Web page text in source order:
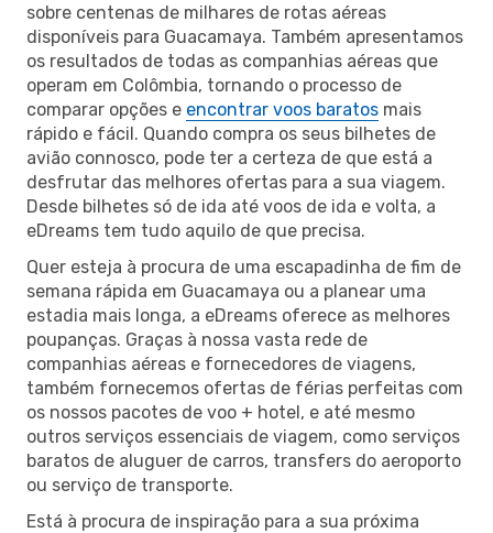
sobre centenas de milhares de rotas aéreas
disponíveis para Guacamaya. Também apresentamos
os resultados de todas as companhias aéreas que
operam em Colômbia, tornando o processo de
comparar opções e encontrar voos baratos mais
rápido e fácil. Quando compra os seus bilhetes de
avião connosco, pode ter a certeza de que está a
desfrutar das melhores ofertas para a sua viagem.
Desde bilhetes só de ida até voos de ida e volta, a
eDreams tem tudo aquilo de que precisa.
Quer esteja à procura de uma escapadinha de fim de
semana rápida em Guacamaya ou a planear uma
estadia mais longa, a eDreams oferece as melhores
poupanças. Graças à nossa vasta rede de
companhias aéreas e fornecedores de viagens,
também fornecemos ofertas de férias perfeitas com
os nossos pacotes de voo + hotel, e até mesmo
outros serviços essenciais de viagem, como serviços
baratos de aluguer de carros, transfers do aeroporto
ou serviço de transporte.
Está à procura de inspiração para a sua próxima